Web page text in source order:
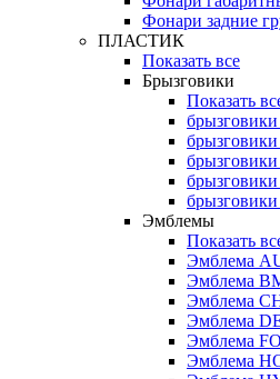
Фонари задние
ПЛАСТИК
Показать все
Брызговики
Показать
Эмблемы
Показать
Эмблема
Эмблема
Эмблема
Эмблема
Эмблема
Эмблема